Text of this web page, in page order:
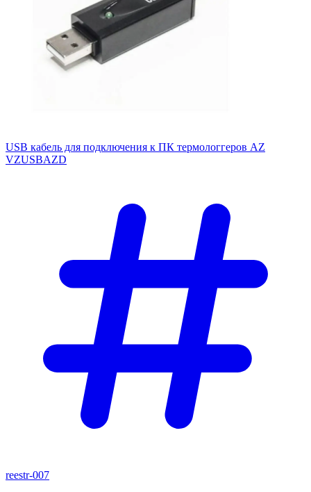
USB кабель для подключения к ПК термологгеров AZ
VZUSBAZD
reestr-007